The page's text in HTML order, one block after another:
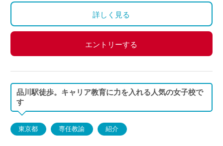
通勤通勤手当、賞与（年2回）、昇給（年1回）、
金・労災保険
詳しく見る
エントリーする
品川駅徒歩。キャリア教育に力を入れる人気の女子校で
す
東京都 専任教諭 紹介